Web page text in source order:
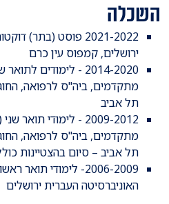
השכלה
2021-2022 פוסט
ירושלים, קמפוס עין כרם
2014-2020 - לימודים
מתקדמים, ביה"ס לרפואה,
תל אביב
מתקדמים, ביה"ס לרפואה, החוג
תל אביב – סיום בהצטיינות
האוניברסיטה העברית ירושלים